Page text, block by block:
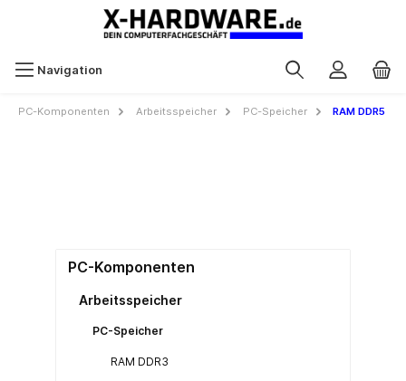
Navigation
PC-Komponenten Arbeitsspeicher PC-Speicher RAM DDR5
PC-Komponenten
Arbeitsspeicher
PC-Speicher
RAM DDR3